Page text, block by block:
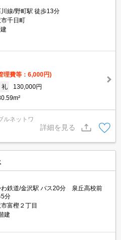
線/野町駅 徒歩13分
千日町
理費等：6,000円)
礼
130,000円
ルネットワ
詳細を見る
わ鉄道/金沢駅 バス20分 泉丘高校前
分
富樫２丁目
建